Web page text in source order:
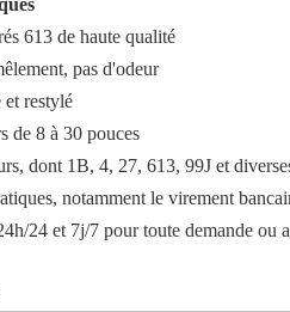
613 de haute qualité
pas d'odeur
et restylé
de 8 à 30 pouces
dont 1B, 4, 27, 613, 99J et
notamment le virement
24 et 7j/7 pour toute demande ou